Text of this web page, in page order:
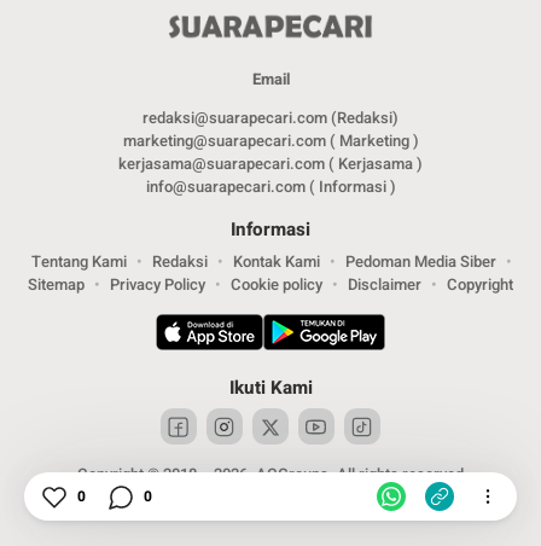
Email
redaksi@suarapecari.com (Redaksi)
marketing@suarapecari.com ( Marketing )
kerjasama@suarapecari.com ( Kerjasama )
info@suarapecari.com ( Informasi )
Informasi
Tentang Kami Redaksi Kontak Kami
Pedoman Media Siber
Sitemap
Privacy Policy Cookie policy Disclaimer Copyright
Ikuti Kami
Copyright © 2018 – 2026. ACGroups. All rights reserved
0 0